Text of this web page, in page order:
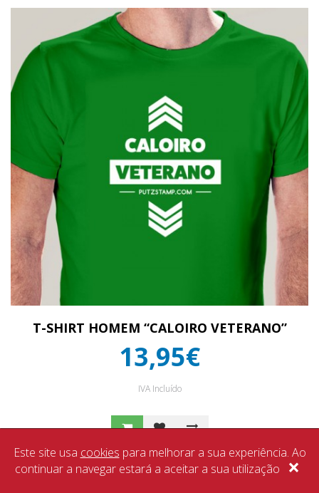
T-SHIRT HOMEM “CALOIRO VETERANO”
13,95€
IVA Incluído
Este site usa cookies para melhorar a sua experiência. Ao
continuar a navegar estará a aceitar a sua utilização ×